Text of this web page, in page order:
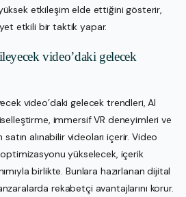
etkileşim elde ettiğini gösterir,
etkili bir taktik yapar.
video’daki gelecek
video’daki gelecek trendleri, AI
immersif VR deneyimleri ve
satın alınabilir videoları içerir. Video
yükselecek, içerik
birlikte. Bunlara hazırlanan dijital
rekabetçi avantajlarını korur.